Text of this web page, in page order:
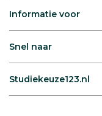
Informatie voor
Snel naar
Studiekeuze123.nl